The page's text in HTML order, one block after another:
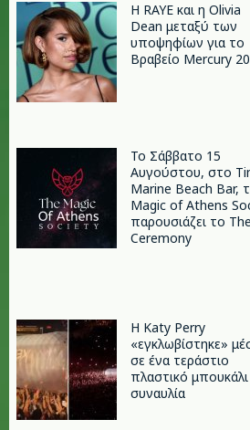
Η RAYE και η Olivia
Dean μεταξύ των
υποψηφίων για το
Βραβείο Mercury
Το Σάββατο 15
Αυγούστου, στο
Marine Beach Bar,
Magic of Athens
παρουσιάζει το The
Ceremony
H Katy Perry
«εγκλωβίστηκε»
σε ένα τεράστιο
πλαστικό
συναυλία